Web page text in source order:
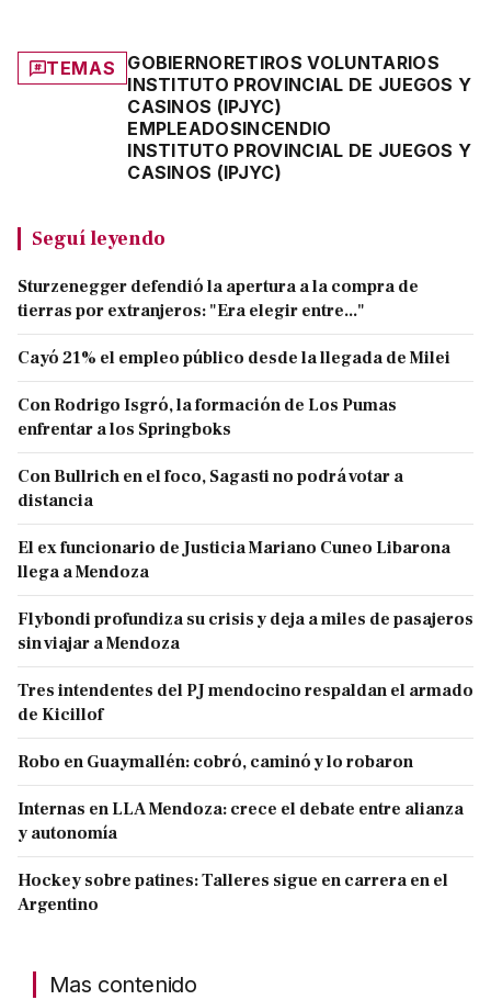
TEMAS GOBIERNORETIROS VOLUNTARIOS
INSTITUTO PROVINCIAL DE JUEGOS Y
CASINOS (IPJYC)
EMPLEADOSINCENDIO
INSTITUTO PROVINCIAL DE JUEGOS Y
CASINOS (IPJYC)
Seguí leyendo
Sturzenegger defendió la apertura a la compra de
tierras por extranjeros: "Era elegir entre..."
Cayó 21% el empleo público desde la llegada de Milei
Con Rodrigo Isgró, la formación de Los Pumas
enfrentar a los Springboks
Con Bullrich en el foco, Sagasti no podrá votar a
distancia
El ex funcionario de Justicia Mariano Cuneo Libarona
llega a Mendoza
Flybondi profundiza su crisis y deja a miles de pasajeros
sin viajar a Mendoza
Tres intendentes del PJ mendocino respaldan el armado
de Kicillof
Robo en Guaymallén: cobró, caminó y lo robaron
Internas en LLA Mendoza: crece el debate entre alianza
y autonomía
Hockey sobre patines: Talleres sigue en carrera en el
Argentino
Mas contenido